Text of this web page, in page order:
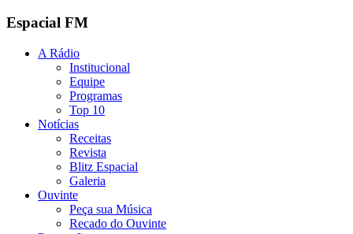
Espacial FM
A Rádio
Institucional
Equipe
Programas
Top 10
Notícias
Receitas
Revista
Blitz Espacial
Galeria
Ouvinte
Peça sua Música
Recado do Ouvinte